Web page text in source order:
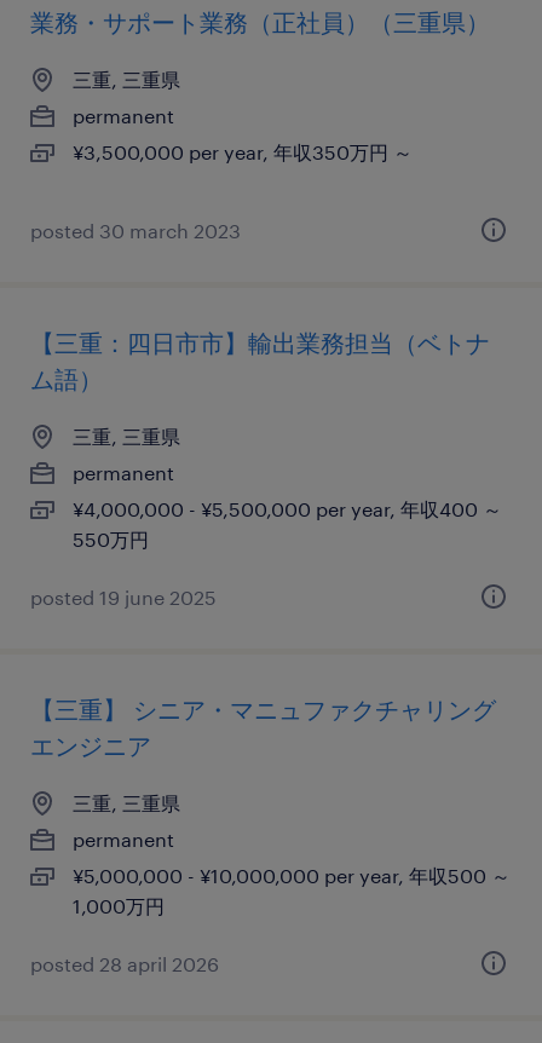
業務・サポート業務（正社員）（三重県）
三重, 三重県
permanent
¥3,500,000 per year, 年収350万円 ～
posted 30 march 2023
【三重：四日市市】輸出業務担当（ベトナ
ム語）
三重, 三重県
permanent
¥4,000,000 - ¥5,500,000 per year, 年収400 ～
550万円
posted 19 june 2025
【三重】 シニア・マニュファクチャリング
エンジニア
三重, 三重県
permanent
¥5,000,000 - ¥10,000,000 per year, 年収500 ～
1,000万円
posted 28 april 2026